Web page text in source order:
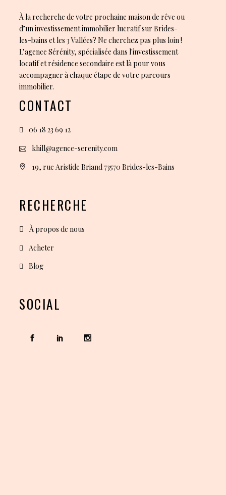
À la recherche de votre prochaine maison de rêve ou
d’un investissement immobilier lucratif sur Brides-
les-bains et les 3 Vallées? Ne cherchez pas plus loin !
L’agence Sérénity, spécialisée dans l'investissement
locatif et résidence secondaire est là pour vous
accompagner à chaque étape de votre parcours
immobilier.
CONTACT
06 18 23 69 12
khill@agence-serenity.com
19, rue Aristide Briand 73570 Brides-les-Bains
RECHERCHE
À propos de nous
Acheter
Blog
SOCIAL